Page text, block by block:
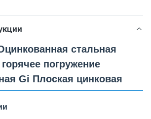
стальная
погружение
Gi Плоская цинковая